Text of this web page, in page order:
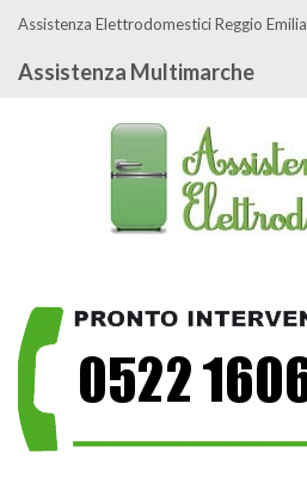
Assistenza Elettrodomestici Reggio Emilia
Assistenza Multimarche